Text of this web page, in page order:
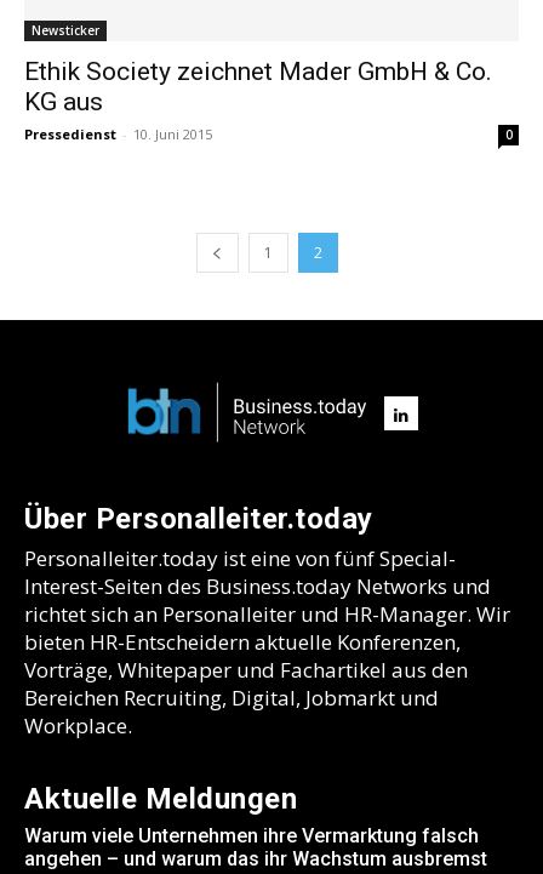
Newsticker
Ethik Society zeichnet Mader GmbH & Co.
KG aus
Pressedienst - 10. Juni 2015 0
1 2
Über Personalleiter.today
Personalleiter.today ist eine von fünf Special-
Interest-Seiten des Business.today Networks und
richtet sich an Personalleiter und HR-Manager. Wir
bieten HR-Entscheidern aktuelle Konferenzen,
Vorträge, Whitepaper und Fachartikel aus den
Bereichen Recruiting, Digital, Jobmarkt und
Workplace.
Aktuelle Meldungen
Warum viele Unternehmen ihre Vermarktung falsch
angehen – und warum das ihr Wachstum ausbremst